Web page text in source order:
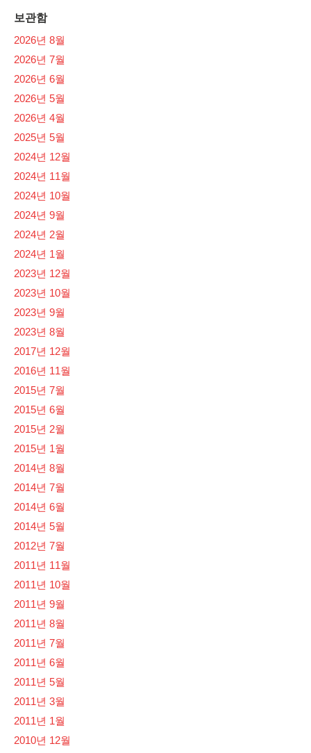
보관함
2026년 8월
2026년 7월
2026년 6월
2026년 5월
2026년 4월
2025년 5월
2024년 12월
2024년 11월
2024년 10월
2024년 9월
2024년 2월
2024년 1월
2023년 12월
2023년 10월
2023년 9월
2023년 8월
2017년 12월
2016년 11월
2015년 7월
2015년 6월
2015년 2월
2015년 1월
2014년 8월
2014년 7월
2014년 6월
2014년 5월
2012년 7월
2011년 11월
2011년 10월
2011년 9월
2011년 8월
2011년 7월
2011년 6월
2011년 5월
2011년 3월
2011년 1월
2010년 12월